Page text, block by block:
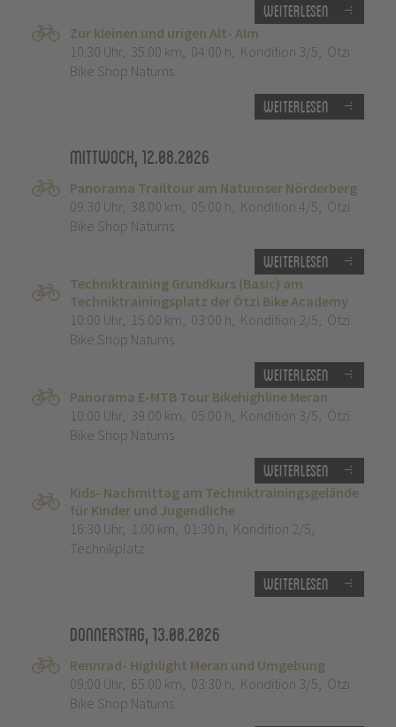
Weiterlesen
Zur kleinen und urigen Alt- Alm
10:30 Uhr, 35.00 km, 04:00 h, Kondition 3/5, Ötzi
Bike Shop Naturns
Weiterlesen
Mittwoch, 12.08.2026
Panorama Trailtour am Naturnser Nörderberg
09:30 Uhr, 38.00 km, 05:00 h, Kondition 4/5, Ötzi
Bike Shop Naturns
Weiterlesen
Techniktraining Grundkurs (Basic) am
Techniktrainingsplatz der Ötzi Bike Academy
10:00 Uhr, 15.00 km, 03:00 h, Kondition 2/5, Ötzi
Bike Shop Naturns
Weiterlesen
Panorama E-MTB Tour Bikehighline Meran
10:00 Uhr, 39.00 km, 05:00 h, Kondition 3/5, Ötzi
Bike Shop Naturns
Weiterlesen
Kids- Nachmittag am Techniktrainingsgelände
für Kinder und Jugendliche
16:30 Uhr, 1.00 km, 01:30 h, Kondition 2/5,
Technikplatz
Weiterlesen
Donnerstag, 13.08.2026
Rennrad- Highlight Meran und Umgebung
09:00 Uhr, 65.00 km, 03:30 h, Kondition 3/5, Ötzi
Bike Shop Naturns